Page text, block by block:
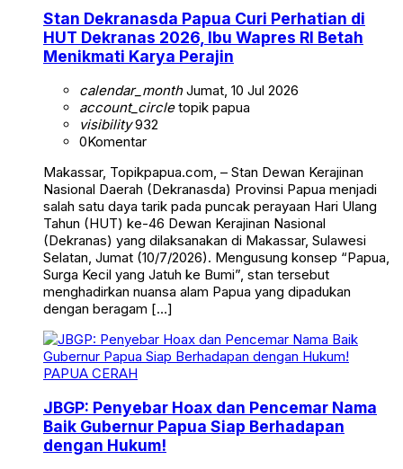
Stan Dekranasda Papua Curi Perhatian di
HUT Dekranas 2026, Ibu Wapres RI Betah
Menikmati Karya Perajin
calendar_monthJumat, 10 Jul 2026
account_circletopik papua
visibility932
0Komentar
Makassar, Topikpapua.com, – Stan Dewan Kerajinan
Nasional Daerah (Dekranasda) Provinsi Papua menjadi
salah satu daya tarik pada puncak perayaan Hari Ulang
Tahun (HUT) ke-46 Dewan Kerajinan Nasional
(Dekranas) yang dilaksanakan di Makassar, Sulawesi
Selatan, Jumat (10/7/2026). Mengusung konsep “Papua,
Surga Kecil yang Jatuh ke Bumi”, stan tersebut
menghadirkan nuansa alam Papua yang dipadukan
dengan beragam […]
PAPUA CERAH
JBGP: Penyebar Hoax dan Pencemar Nama
Baik Gubernur Papua Siap Berhadapan
dengan Hukum!